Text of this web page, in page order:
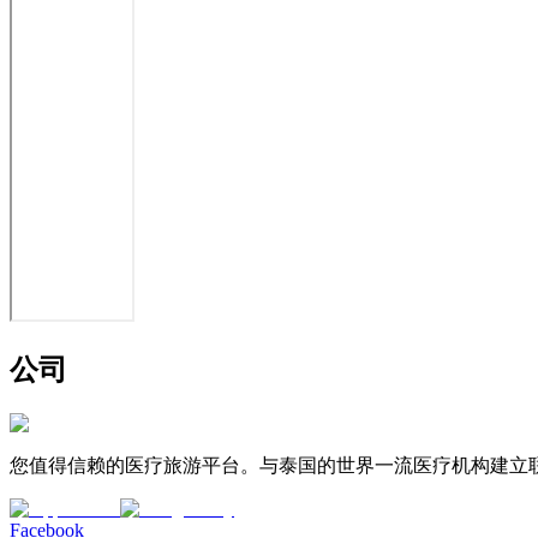
公司
您值得信赖的医疗旅游平台。与泰国的世界一流医疗机构建立
Facebook